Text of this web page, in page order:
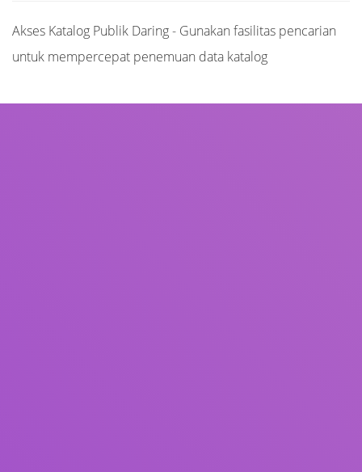
Akses Katalog Publik Daring - Gunakan fasilitas pencarian
untuk mempercepat penemuan data katalog